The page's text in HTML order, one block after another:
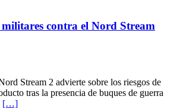
contra el Nord Stream
Stream 2 advierte sobre los riesgos de
tras la presencia de buques de guerra
[…]